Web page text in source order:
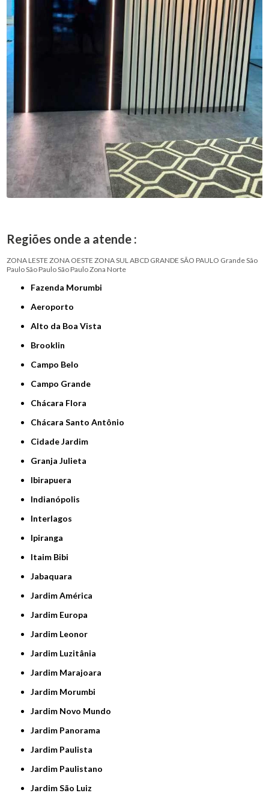
Regiões onde a atende :
ZONA LESTE ZONA OESTE ZONA SUL ABCD GRANDE SÃO PAULO Grande São
PauloSão PauloSão PauloZona Norte
Fazenda Morumbi
Aeroporto
Alto da Boa Vista
Brooklin
Campo Belo
Campo Grande
Chácara Flora
Chácara Santo Antônio
Cidade Jardim
Granja Julieta
Ibirapuera
Indianópolis
Interlagos
Ipiranga
Itaim Bibi
Jabaquara
Jardim América
Jardim Europa
Jardim Leonor
Jardim Luzitânia
Jardim Marajoara
Jardim Morumbi
Jardim Novo Mundo
Jardim Panorama
Jardim Paulista
Jardim Paulistano
Jardim São Luiz